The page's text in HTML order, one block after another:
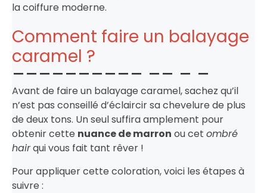
la coiffure moderne.
Comment faire un balayage
caramel ?
Avant de faire un balayage caramel, sachez qu’il
n’est pas conseillé d’éclaircir sa chevelure de plus
de deux tons. Un seul suffira amplement pour
obtenir cette nuance de marron ou cet ombré
hairqui vous fait tant rêver !
Pour appliquer cette coloration, voici les étapes à
suivre :